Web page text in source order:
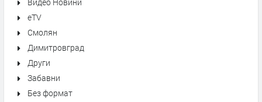
eTV
Смолян
Димитровград
Други
Забавни
Без формат